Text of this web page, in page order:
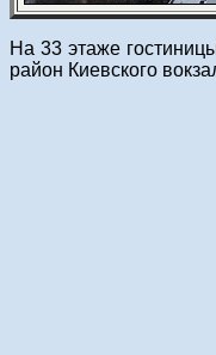
На 33 этаже
район Киевского